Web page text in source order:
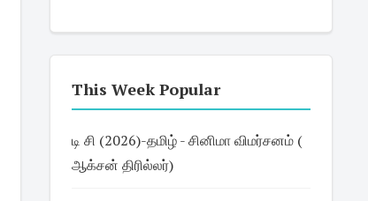
This Week Popular
டி சி (2026)-தமிழ் - சினிமா விமர்சனம் (
ஆக்சன் திரில்லர்)